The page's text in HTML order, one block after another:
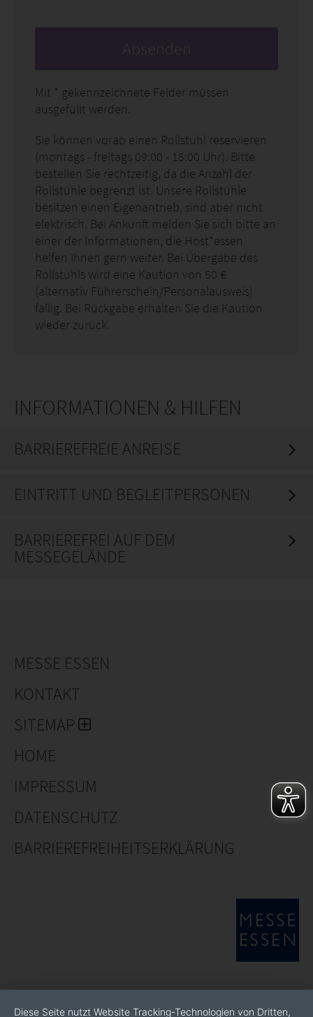
Absenden
Mit * gekennzeichnete Felder müssen
ausgefüllt werden.
Sie können vorab einen Rollstuhl reservieren
(montags - freitags 09:00 - 15:00 Uhr). Bitte
bestellen Sie rechtzeitig, da die Anzahl der
Rollstühle begrenzt ist. Unsere Rollstühle
besitzen einen Eigenantrieb, sind aber nicht
elektrisch. Bei Ankunft melden Sie sich bitte an
einer der Informationen, die Host*essen
helfen Ihnen gern weiter. Bei Übergabe des
Rollstuhls wird eine Kaution von 50 €
(alternativ Führerschein/Personalausweis)
fällig. Bei Rückgabe erhalten Sie die Kaution
wieder zurück.
INFORMATIONEN & HILFEN
BARRIEREFREIE ANREISE
EINTRITT UND BEGLEITPERSONEN
BARRIEREFREI AUF DEM
MESSEGELÄNDE
MESSE ESSEN
KONTAKT
SITEMAP
HOME
IMPRESSUM
DATENSCHUTZ
BARRIEREFREIHEITSERKLÄRUNG
Diese Seite nutzt Website Tracking-Technologien von Dritten,